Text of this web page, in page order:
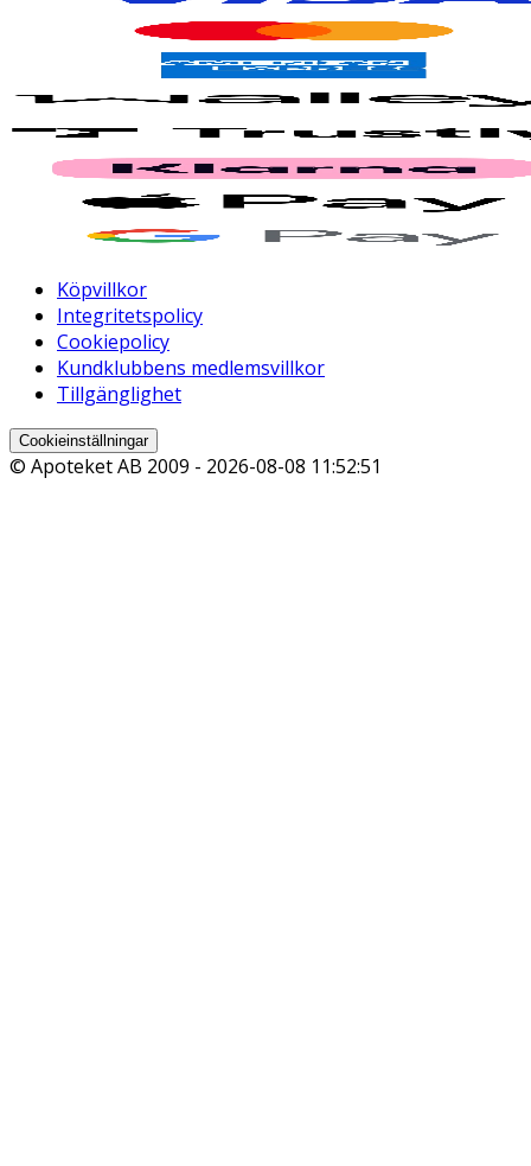
Köpvillkor
Integritetspolicy
Cookiepolicy
Kundklubbens medlemsvillkor
Tillgänglighet
Cookieinställningar
© Apoteket AB 2009 - 2026-08-08 11:52:51